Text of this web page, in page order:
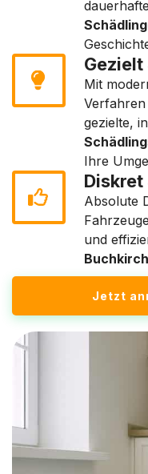
Mit
gezielte,
Ihre
Absolute
und
Jetzt